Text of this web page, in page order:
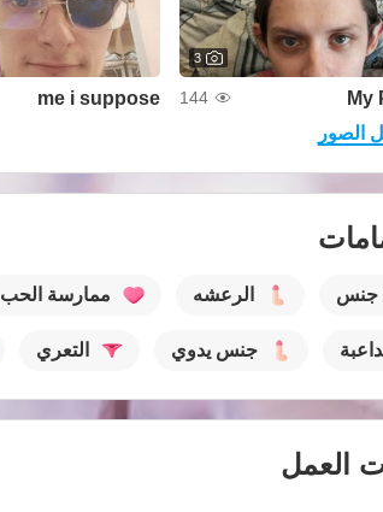
3
My
144
me i suppose
الصور
جنس الرعشه ممارسة الحب
جنس يدوي التعري
العمل